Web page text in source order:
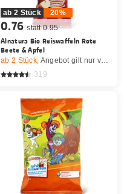
ab 2 Stück 20%
0.76 statt 0.95
Alnatura Bio Reiswaffeln Rote
Beete & Apfel
ab 2 Stück, Angebot gilt nur vom 6.8. bis 12.8.2026, solange Vorrat.
319